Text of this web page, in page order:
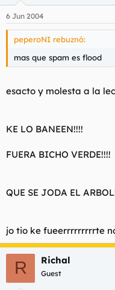
6 Jun 2004
peperoNI rebuznó:
mas que spam es flood
esacto y molesta a la
KE LO BANEEN!!!!
FUERA BICHO VERDE!!!!
QUE SE JODA EL
jo tio ke fueerrrrrrrrrte
R Richal
Guest